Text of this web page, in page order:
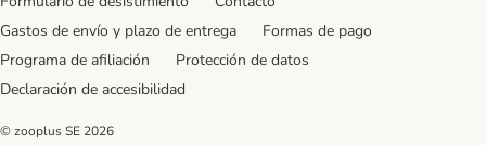
Gastos de envío y plazo de entrega
Formas de pago
Programa de afiliación
Protección de datos
Declaración de accesibilidad
© zooplus SE 2026